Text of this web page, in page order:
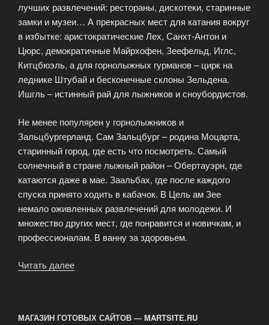
лучших развлечений: рестораны, дискотеки, старинные
замки и музеи… А прекрасных мест для катания вокруг
в избытке: аристократические Лех, Санхт-Антон и
Цюрс, демократичные Майрхофен, Зеефельд, Иглс,
Китцбюэль, а для горнолыжных гурманов – цирк на
леднике Штубай и бесконечные склоны Зельдена.
Ишгль – истинный рай для лыжников и сноубордистов.
Не менее популярен у горнолыжников и
Зальцбургерланд. Сам Зальцбург – родина Моцарта,
старинный город, где есть что посмотреть. Самый
солнечный в стране лыжный район – Обертауэрн, где
катаются даже в мае. Заальбах, где после каждого
спуска принято ходить в кабачок. В Цель ам Зее
немало оживленных развлечений для молодежи. И
множество других мест, где понравится и новичкам, и
профессионалам. В ванну за здоровьем.
Читать далее
МАГАЗИН ГОТОВЫХ САЙТОВ — MARTSITE.RU